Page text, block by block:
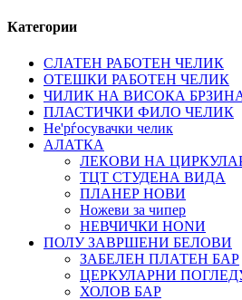
Категории
СЛАТЕН РАБОТЕН ЧЕЛИК
OTЕШКИ РАБОТЕН ЧЕЛИК
ЧИЛИК НА ВИСОКА
ПЛАСТИЧКИ ФИЛО ЧЕЛИК
Не'рѓосувачки челик
АЛАТКА
ЛЕКОВИ НА
ТЦТ СТУДЕНА ВИДА
ПЛАНЕР НОВИ
Ножеви за чипер
НЕВЧИЧКИ НОNИ
ПОЛУ ЗАВРШЕНИ БЕЛОВИ
ЗАБЕЛЕН ПЛАТЕН БАР
ЦЕРКУЛАРНИ
ХОЛОВ БАР